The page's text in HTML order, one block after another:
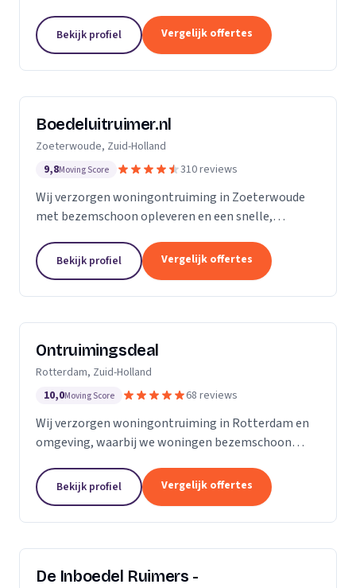
kleine verhuizingen.” Onze Kwaliteit is namelijk zo
ongelofelijk...
Bekijk profiel Vergelijk offertes
Boedeluitruimer.nl
Zoeterwoude, Zuid-Holland
9,8Moving Score 310 reviews
Wij verzorgen woningontruiming in Zoeterwoude
met bezemschoon opleveren en een snelle,
bedrijven.
Bekijk profiel Vergelijk offertes
Ontruimingsdeal
Rotterdam, Zuid-Holland
10,0Moving Score 68 reviews
Wij verzorgen woningontruiming in Rotterdam en
omgeving, waarbij we woningen bezemschoon
Bekijk profiel Vergelijk offertes
De Inboedel Ruimers -